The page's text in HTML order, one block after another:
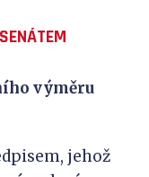
výměru
jehož